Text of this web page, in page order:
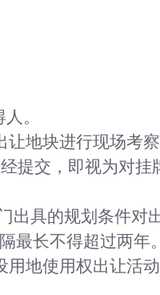
。
让地块进行现场考
提交，即视为对挂
出具的规划条件对
最长不得超过两年。
地使用权出让活动